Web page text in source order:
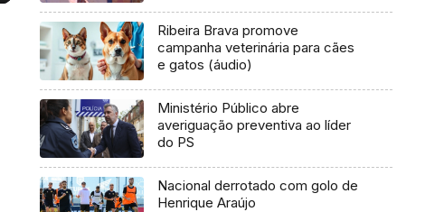
Ribeira Brava promove
campanha veterinária para cães
e gatos (áudio)
Ministério Público abre
averiguação preventiva ao líder
do PS
Nacional derrotado com golo de
Henrique Araújo